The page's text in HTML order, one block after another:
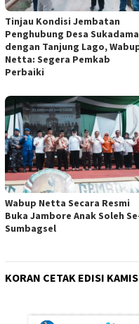
Tinjau Kondisi Jembatan
Penghubung Desa
dengan Tanjung Lago,
Netta: Segera Pemkab
Perbaiki
Wabup Netta Secara Resmi
Buka Jambore Anak Soleh
Sumbagsel
KORAN CETAK EDISI